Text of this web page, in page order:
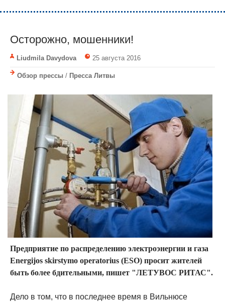
Осторожно, мошенники!
Liudmila Davydova 25 августа 2016
Обзор прессы / Пресса Литвы
Предприятие по распределению электроэнергии и газа
Energijos skirstymo operatorius (ESO) просит жителей
быть более бдительными, пишет "ЛЕТУВОС РИТАС".
Дело в том, что в последнее время в Вильнюсе